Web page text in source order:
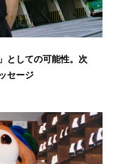
としての可能性。次
セージ